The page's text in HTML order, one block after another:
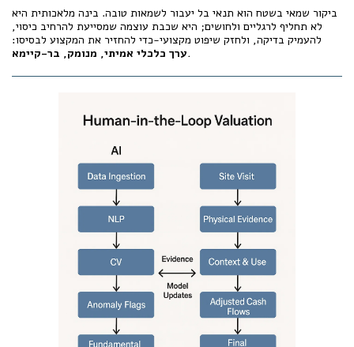
ביקור שמאי בשטח הוא תנאי בל יעבור לשמאות טובה. בינה מלאכותית היא
לא תחליף לרגליים ולחושים; היא שכבת עוצמה שמסייעת להרחיב כיסוי,
להעמיק בדיקה, ולחזק שיפוט מקצועי-כדי להחזיר את המקצוע לבסיסו:
ערך כלכלי אמיתי, מנומק, בר-קיימא.